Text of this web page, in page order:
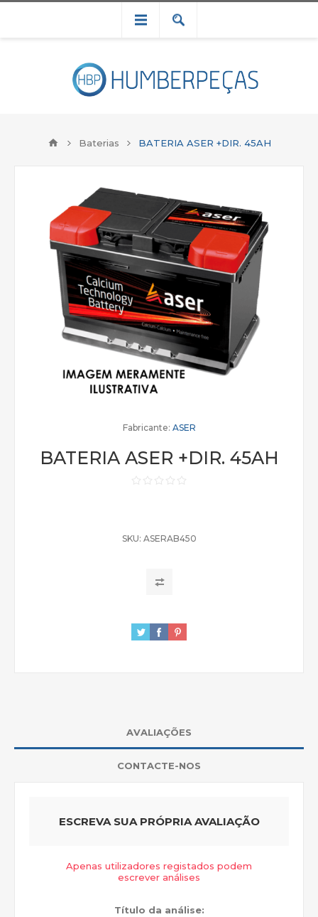
Baterias BATERIA ASER +DIR. 45AH
Fabricante: ASER
BATERIA ASER +DIR. 45AH
SKU: ASERAB450
AVALIAÇÕES
CONTACTE-NOS
ESCREVA SUA PRÓPRIA AVALIAÇÃO
Apenas utilizadores registados podem
escrever análises
Título da análise: